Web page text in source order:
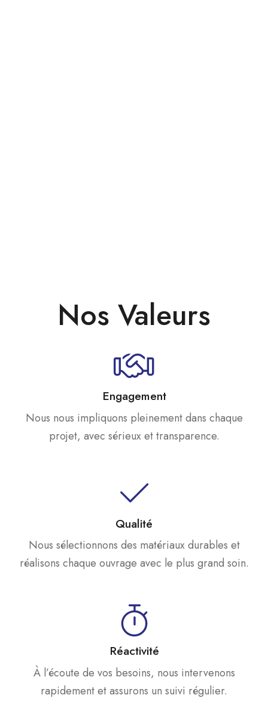
Nos Valeurs
Engagement
Nous nous impliquons pleinement dans chaque
projet, avec sérieux et transparence.
Qualité
Nous sélectionnons des matériaux durables et
réalisons chaque ouvrage avec le plus grand soin.
Réactivité
À l’écoute de vos besoins, nous intervenons
rapidement et assurons un suivi régulier.